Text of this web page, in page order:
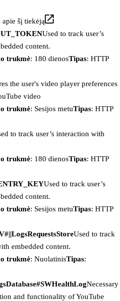
šį tiekėją
Used to track user’s
content.
trukmė: 180 dienosTipas: HTTP
the user's video player preferences
video
trukmė: Sesijos metuTipas: HTTP
to track user’s interaction with
trukmė: 180 dienosTipas: HTTP
Used to track user’s
content.
trukmė: Sesijos metuTipas: HTTP
Used to track
embedded content.
trukmė: NuolatinisTipas:
Necessary
and functionality of YouTube